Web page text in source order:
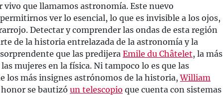
vivo que llamamos astronomía. Este nuevo
ver lo esencial, lo que es invisible a los ojos,
Detectar y comprender las ondas de esta región
de la historia entrelazada de la astronomía y la
que las predijera Emile du Châtelet, la más
mujeres en la física. Ni tampoco lo es que las
los más insignes astrónomos de la historia,William
honor se bautizó un telescopio que cuenta con sistemas